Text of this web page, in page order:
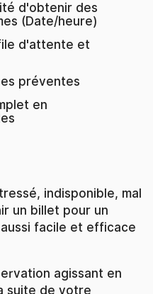
d'obtenir des
(Date/heure)
d'attente et
préventes
en
indisponible, mal
un billet pour un
facile et efficace
agissant en
suite de votre